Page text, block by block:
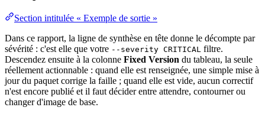
Section intitulée « Exemple de sortie »
Dans ce rapport, la ligne de synthèse en tête donne le décompte par
sévérité : c'est elle que votre --severity CRITICAL filtre.
Descendez ensuite à la colonne Fixed Version du tableau, la seule
réellement actionnable : quand elle est renseignée, une simple mise à
jour du paquet corrige la faille ; quand elle est vide, aucun correctif
n'est encore publié et il faut décider entre attendre, contourner ou
changer d'image de base.